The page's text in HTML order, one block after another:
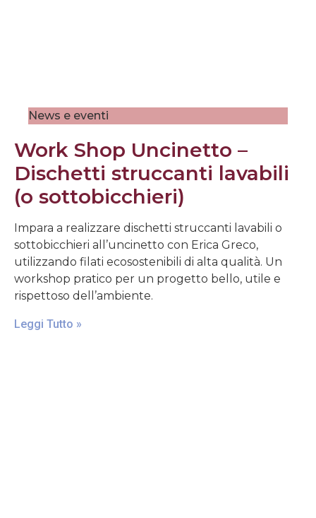
News e eventi
Work Shop Uncinetto –
Dischetti struccanti lavabili
(o sottobicchieri)
Impara a realizzare dischetti struccanti lavabili o
sottobicchieri all’uncinetto con Erica Greco,
utilizzando filati ecosostenibili di alta qualità. Un
workshop pratico per un progetto bello, utile e
rispettoso dell’ambiente.
Leggi Tutto »